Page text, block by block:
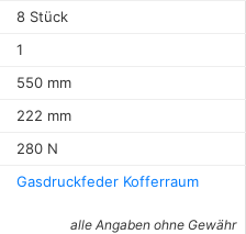
8 Stück
1
550 mm
222 mm
280 N
Gasdruckfeder Kofferraum
alle Angaben ohne Gewähr